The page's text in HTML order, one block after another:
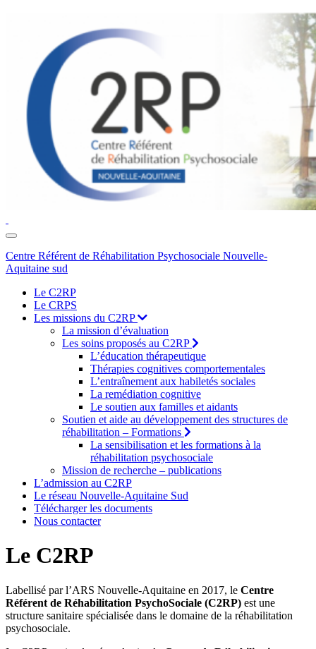
Toggle
navigation
Centre Référent de Réhabilitation Psychosociale Nouvelle-
Aquitaine sud
Le C2RP
Le CRPS
Les missions du C2RP
La mission d’évaluation
Les soins proposés au C2RP
L’éducation thérapeutique
Thérapies cognitives comportementales
L’entraînement aux habiletés sociales
La remédiation cognitive
Le soutien aux familles et aidants
Soutien et aide au développement des structures de
réhabilitation – Formations
La sensibilisation et les formations à la
réhabilitation psychosociale
Mission de recherche – publications
L’admission au C2RP
Le réseau Nouvelle-Aquitaine Sud
Télécharger les documents
Nous contacter
Le C2RP
Labellisé par l’ARS Nouvelle-Aquitaine en 2017, le Centre
Référent de Réhabilitation PsychoSociale (C2RP) est une
structure sanitaire spécialisée dans le domaine de la réhabilitation
psychosociale.